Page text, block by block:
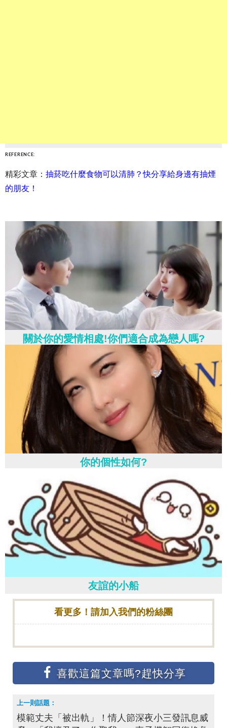
REFERENCE:
精彩文章： 抽菸吃什麼食物可以清肺？快分享給身邊有抽煙
的朋友！
關於你的愛情相處!你們適合成為戀人嗎?
你的個性如何?
友誼的小船
看更多！請加入我們的粉絲團
模範丈夫「被出軌」！情人節深夜小三發訊息威